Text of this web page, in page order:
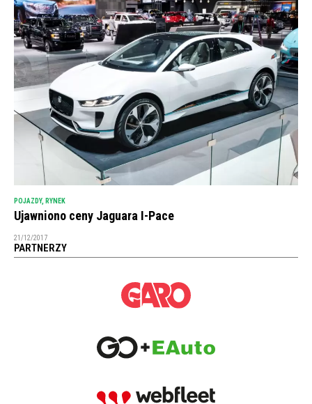
POJAZDY, RYNEK
Ujawniono ceny Jaguara I-Pace
21/12/2017
PARTNERZY